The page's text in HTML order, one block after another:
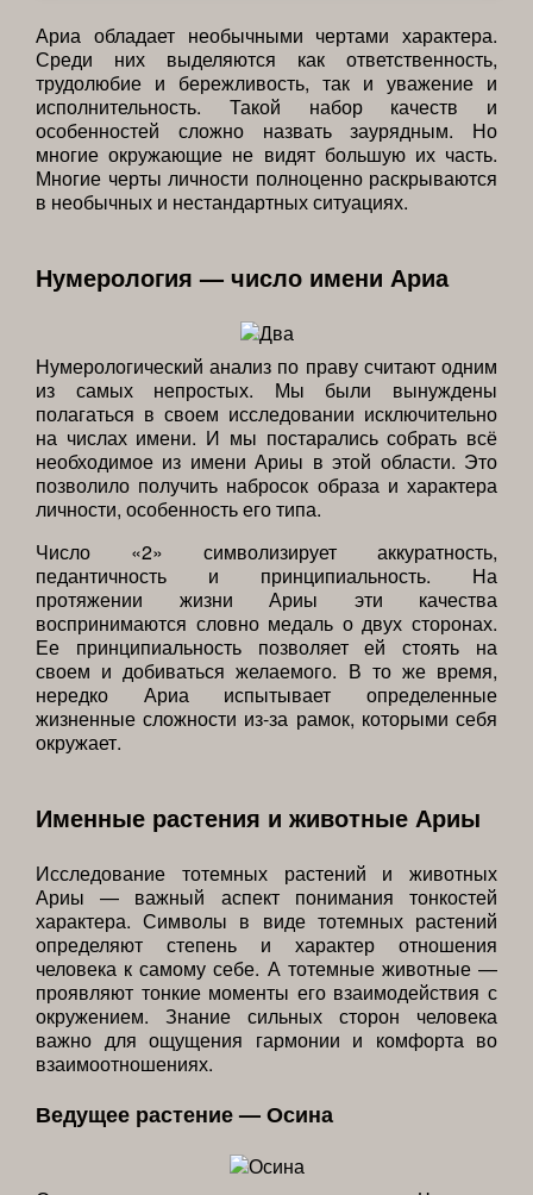
Ариа обладает необычными чертами характера.
Среди них выделяются как ответственность,
трудолюбие и бережливость, так и уважение и
исполнительность. Такой набор качеств и
особенностей сложно назвать заурядным. Но
многие окружающие не видят большую их часть.
Многие черты личности полноценно раскрываются
в необычных и нестандартных ситуациях.
Нумерология — число имени Ариа
Нумерологический анализ по праву считают одним
из самых непростых. Мы были вынуждены
полагаться в своем исследовании исключительно
на числах имени. И мы постарались собрать всё
необходимое из имени Ариы в этой области. Это
позволило получить набросок образа и характера
личности, особенность его типа.
Число «2» символизирует аккуратность,
педантичность и принципиальность. На
протяжении жизни Ариы эти качества
воспринимаются словно медаль о двух сторонах.
Ее принципиальность позволяет ей стоять на
своем и добиваться желаемого. В то же время,
нередко Ариа испытывает определенные
жизненные сложности из-за рамок, которыми себя
окружает.
Именные растения и животные Ариы
Исследование тотемных растений и животных
Ариы — важный аспект понимания тонкостей
характера. Символы в виде тотемных растений
определяют степень и характер отношения
человека к самому себе. А тотемные животные —
проявляют тонкие моменты его взаимодействия с
окружением. Знание сильных сторон человека
важно для ощущения гармонии и комфорта во
взаимоотношениях.
Ведущее растение — Осина